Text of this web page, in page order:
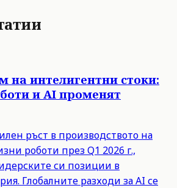
на интелигентни стоки:
и AI променят
ръст в производството на
роботи през Q1 2026 г.,
си позиции в
Глобалните разходи за AI се